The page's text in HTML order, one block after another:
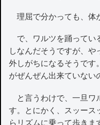
理屈で分かっても、体
で、ワルツを踊ってい
しなんだそうですが、や
外しがちになるそうで
がぜんぜん出来ていない
と言うわけで、一旦ワ
す。とにかく、スッース
らリズムに乗って歩きま